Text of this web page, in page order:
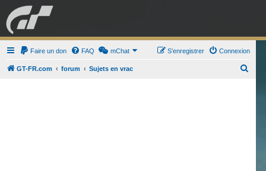
GRAN TURISMO FORUM
Faire un don FAQ mChat Connexion
S’enregistrer
GT-FR.com forum Sujets en vrac